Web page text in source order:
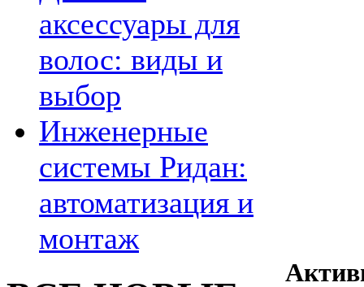
аксессуары для
волос: виды и
выбор
Инженерные
системы Ридан:
автоматизация и
монтаж